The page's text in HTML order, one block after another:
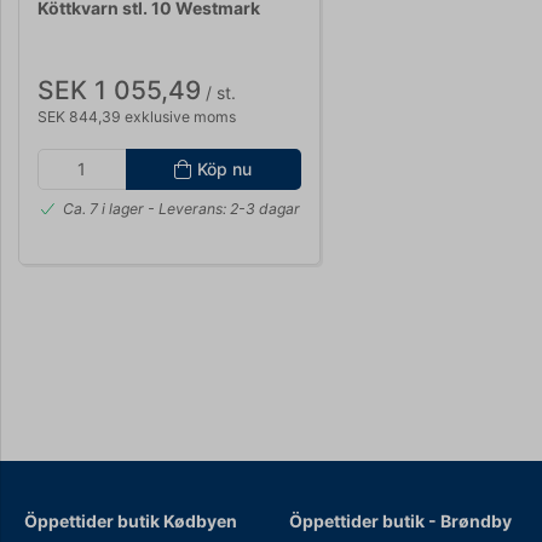
Köttkvarn stl. 10 Westmark
SEK 1 055,49 / st.
SEK 844,39 exklusive moms
Köp nu
Ca. 7 i lager - Leverans: 2-3 dagar
Öppettider butik Kødbyen Öppettider butik - Brøndby